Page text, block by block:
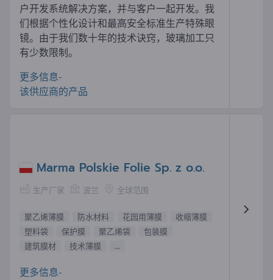
户开发系统解决方案，并与客户一起开发。我
们根据个性化设计和最高安全标准生产特殊眼
镜。由于我们数十年的技术诀窍，玻璃加工只
有少数限制。
更多信息-
该供应商的产品
Marma Polskie Folie Sp. z o.o.
生产厂家 波兰 全球范围
聚乙烯薄膜 防水材料 花园用薄膜
收缩薄膜
塑料袋
保护膜 聚乙烯袋
包装膜
建筑膜材
技术薄膜 ...
更多信息-